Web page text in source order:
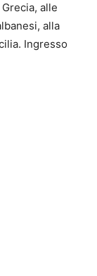
alle
alla
Ingresso